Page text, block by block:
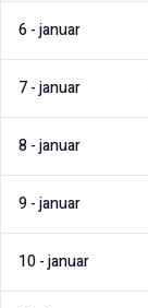
6-januar
7-januar
8-januar
9-januar
10-januar